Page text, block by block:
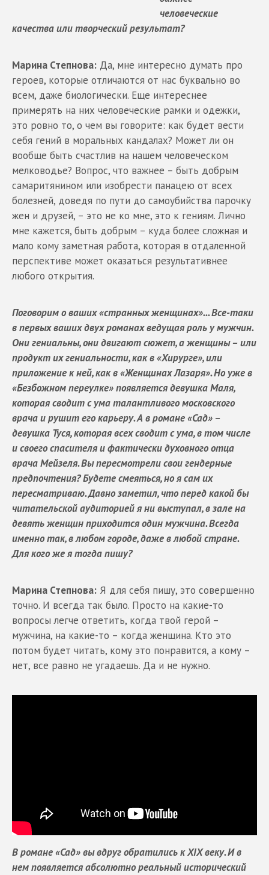
человеческие
качества или творческий результат?
Марина Степнова: Да, мне интересно думать про
героев, которые отличаются от нас буквально во
всем, даже биологически. Еще интереснее
примерять на них человеческие рамки и одежки,
это ровно то, о чем вы говорите: как будет вести
себя гений в моральных кандалах? Может ли он
вообще быть счастлив на нашем человеческом
мелководье? Вопрос, что важнее – быть добрым
самаритянином или изобрести панацею от всех
болезней, доведя по пути до самоубийства парочку
жен и друзей, – это не ко мне, это к гениям. Лично
мне кажется, быть добрым – куда более сложная и
мало кому заметная работа, которая в отдаленной
перспективе может оказаться результативнее
любого открытия.
Поговорим о ваших «странных женщинах»... Все-таки
в первых ваших двух романах ведущая роль у мужчин.
Они гениальны, они двигают сюжет, а женщины – или
продукт их гениальности, как в «Хирурге», или
приложение к ней, как в «Женщинах Лазаря». Но уже в
«Безбожном переулке» появляется девушка Маля,
которая сводит с ума талантливого московского
врача и рушит его карьеру. А в романе «Сад» –
девушка Туся, которая всех сводит с ума, в том числе
и своего спасителя и фактически духовного отца
врача Мейзеля. Вы пересмотрели свои гендерные
предпочтения? Будете смеяться, но я сам их
пересматриваю. Давно заметил, что перед какой бы
читательской аудиторией я ни выступал, в зале на
девять женщин приходится один мужчина. Всегда
именно так, в любом городе, даже в любой стране.
Для кого же я тогда пишу?
Марина Степнова: Я для себя пишу, это совершенно
точно. И всегда так было. Просто на какие-то
вопросы легче ответить, когда твой герой –
мужчина, на какие-то – когда женщина. Кто это
потом будет читать, кому это понравится, а кому –
нет, все равно не угадаешь. Да и не нужно.
В романе «Сад» вы вдруг обратились к XIX веку. И в
нем появляется абсолютно реальный исторический